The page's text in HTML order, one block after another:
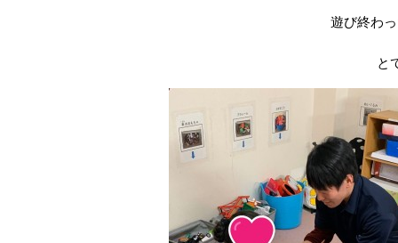
遊び終わ
と